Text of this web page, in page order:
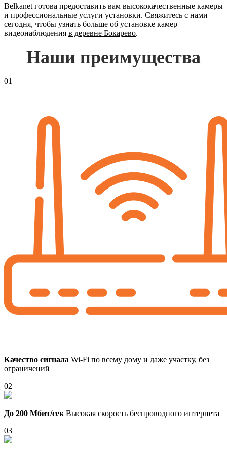
Belkanet готова предоставить вам высококачественные камеры
и профессиональные услуги установки. Свяжитесь с нами
сегодня, чтобы узнать больше об установке камер
видеонаблюдения в деревне Бокарево.
Наши преимущества
01
Качество сигнала Wi-Fi по всему дому и даже участку, без
ограничений
02
До 200 Мбит/сек Высокая скорость беспроводного интернета
03